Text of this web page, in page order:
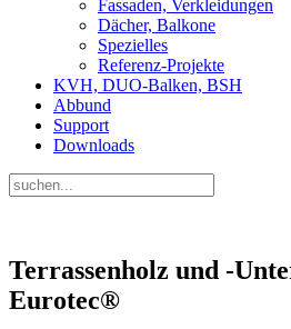
Fassaden, Verkleidungen
Dächer, Balkone
Spezielles
Referenz-Projekte
KVH, DUO-Balken, BSH
Abbund
Support
Downloads
Terrassenholz und -
Eurotec®